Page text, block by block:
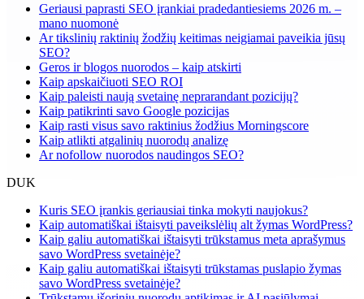
Geriausi paprasti SEO įrankiai pradedantiesiems 2026 m. –
mano nuomonė
Ar tikslinių raktinių žodžių keitimas neigiamai paveikia jūsų
SEO?
Geros ir blogos nuorodos – kaip atskirti
Kaip apskaičiuoti SEO ROI
Kaip paleisti naują svetainę neprarandant pozicijų?
Kaip patikrinti savo Google pozicijas
Kaip rasti visus savo raktinius žodžius Morningscore
Kaip atlikti atgalinių nuorodų analizę
Ar nofollow nuorodos naudingos SEO?
DUK
Kuris SEO įrankis geriausiai tinka mokyti naujokus?
Kaip automatiškai ištaisyti paveikslėlių alt žymas WordPress?
Kaip galiu automatiškai ištaisyti trūkstamus meta aprašymus
savo WordPress svetainėje?
Kaip galiu automatiškai ištaisyti trūkstamas puslapio žymas
savo WordPress svetainėje?